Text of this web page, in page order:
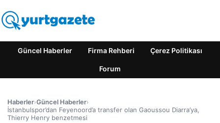
Güncel Haberler Firma Rehberi Çerez Politikası
Forum
Haberler›Güncel Haberler›
İstanbulspor’dan Feyenoord’a transfer olan Gaoussou Diarra’ya,
Thierry Henry benzetmesi